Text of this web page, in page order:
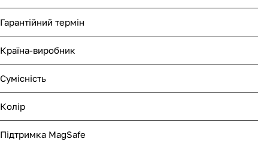
Гарантійний термін
Країна-виробник
Сумісність
Колір
Підтримка MagSafe